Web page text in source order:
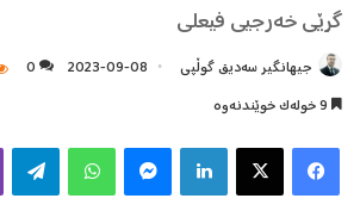
گرێی خه‌رجیی فیعلی
جیهانگیر سەدیق گوڵپی 2023-09-08
0
X
Telegram